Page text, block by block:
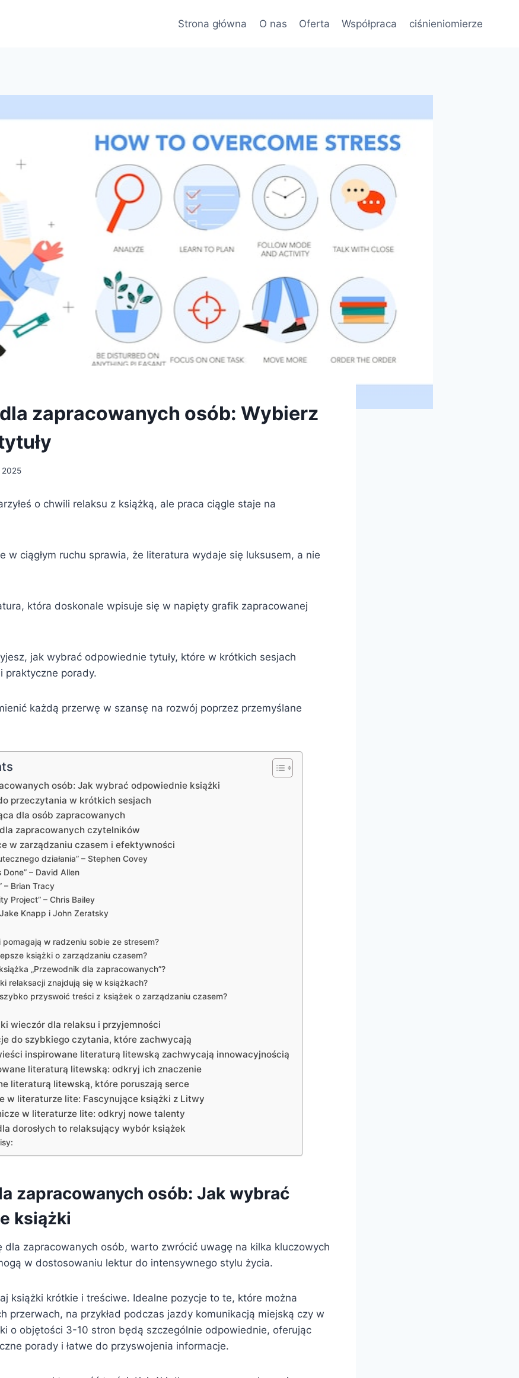
Strona główna O nas Oferta Współpraca ciśnieniomierze
zapracowanych osób: Wybierz
2025
o chwili relaksu z książką, ale praca ciągle staje na
w ciągłym ruchu sprawia, że literatura wydaje się luksusem, a nie
która doskonale wpisuje się w napięty grafik zapracowanej
jak wybrać odpowiednie tytuły, które w krótkich sesjach
praktyczne porady.
każdą przerwę w szansę na rozwój poprzez przemyślane
osób: Jak wybrać odpowiednie książki
przeczytania w krótkich sesjach
dla osób zapracowanych
zapracowanych czytelników
w zarządzaniu czasem i efektywności
działania” – Stephen Covey
Done” – David Allen
– Brian Tracy
Project” – Chris Bailey
Jake Knapp i John Zeratsky
w radzeniu sobie ze stresem?
książki o zarządzaniu czasem?
„Przewodnik dla zapracowanych”?
relaksacji znajdują się w książkach?
przyswoić treści z książek o zarządzaniu czasem?
wieczór dla relaksu i przyjemności
do szybkiego czytania, które zachwycają
inspirowane literaturą litewską zachwycają innowacyjnością
literaturą litewską: odkryj ich znaczenie
literaturą litewską, które poruszają serce
w literaturze lite: Fascynujące książki z Litwy
w literaturze lite: odkryj nowe talenty
dorosłych to relaksujący wybór książek
zapracowanych osób: Jak wybrać
książki
dla zapracowanych osób, warto zwrócić uwagę na kilka kluczowych
w dostosowaniu lektur do intensywnego stylu życia.
książki krótkie i treściwe. Idealne pozycje to te, które można
przerwach, na przykład podczas jazdy komunikacją miejską czy w
o objętości 3-10 stron będą szczególnie odpowiednie, oferując
porady i łatwe do przyswojenia informacje.